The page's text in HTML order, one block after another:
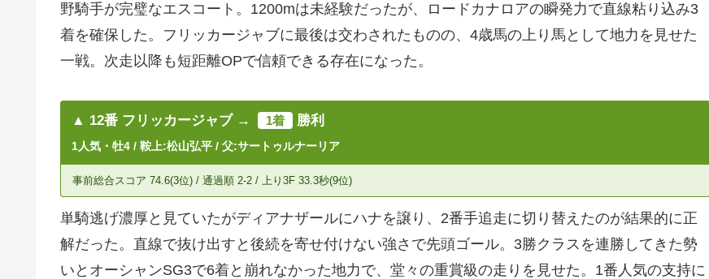
野騎手が完璧なエスコート。1200mは未経験だったが、ロードカナロアの瞬発力で直線粘り込み3
着を確保した。フリッカージャブに最後は交わされたものの、4歳馬の上り馬として地力を見せた
一戦。次走以降も短距離OPで信頼できる存在になった。
▲ 12番 フリッカージャブ → 1着 勝利
1人気・牡4 / 鞍上:松山弘平 / 父:サートゥルナーリア
事前総合スコア 74.6(3位) / 通過順 2-2 / 上り3F 33.3秒(9位)
単騎逃げ濃厚と見ていたがディアナザールにハナを譲り、2番手追走に切り替えたのが結果的に正
解だった。直線で抜け出すと後続を寄せ付けない強さで先頭ゴール。3勝クラスを連勝してきた勢
いとオーシャンSG3で6着と崩れなかった地力で、堂々の重賞級の走りを見せた。1番人気の支持に